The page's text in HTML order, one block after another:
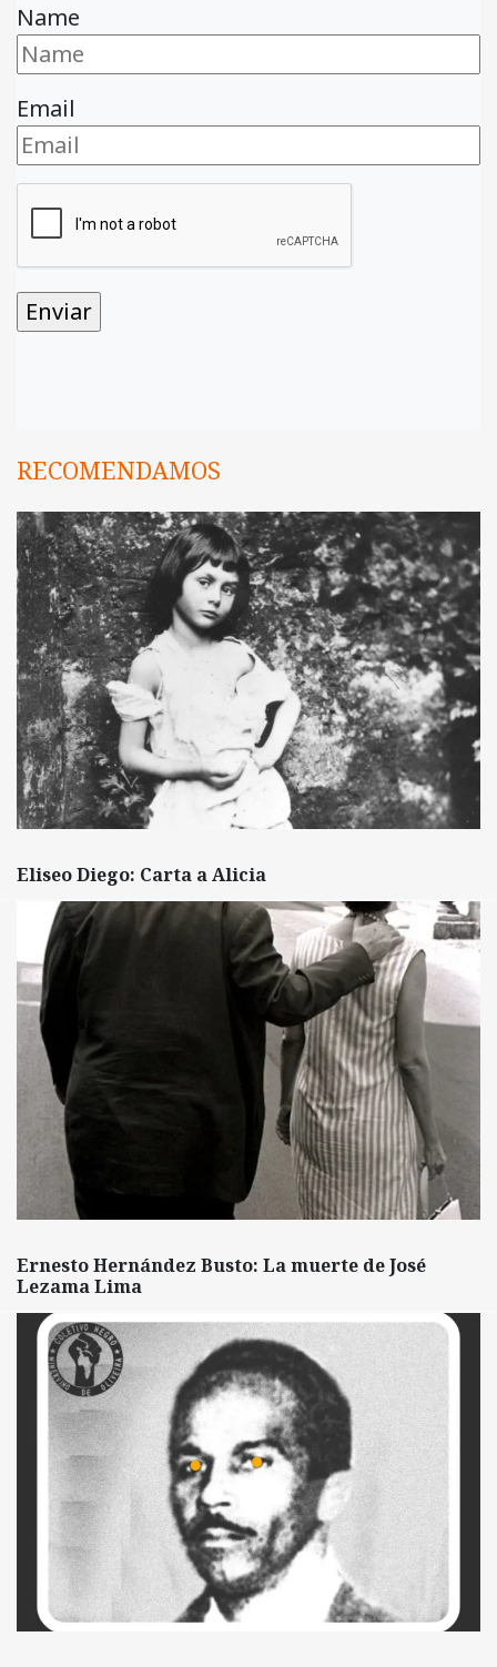
Name
Email
RECOMENDAMOS
Eliseo Diego: Carta a Alicia
Ernesto Hernández Busto: La muerte de José
Lezama Lima